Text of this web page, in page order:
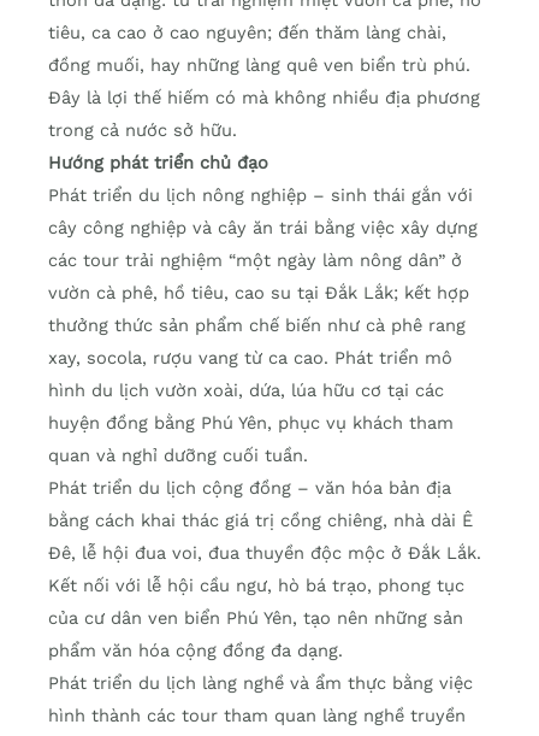
tiêu, ca cao ở cao nguyên; đến thăm làng chài,
đồng muối, hay những làng quê ven biển trù phú.
Đây là lợi thế hiếm có mà không nhiều địa phương
trong cả nước sở hữu.
Hướng phát triển chủ đạo
Phát triển du lịch nông nghiệp – sinh thái gắn với
cây công nghiệp và cây ăn trái bằng việc xây dựng
các tour trải nghiệm “một ngày làm nông dân” ở
vườn cà phê, hồ tiêu, cao su tại Đắk Lắk; kết hợp
thưởng thức sản phẩm chế biến như cà phê rang
xay, socola, rượu vang từ ca cao. Phát triển mô
hình du lịch vườn xoài, dứa, lúa hữu cơ tại các
huyện đồng bằng Phú Yên, phục vụ khách tham
quan và nghỉ dưỡng cuối tuần.
Phát triển du lịch cộng đồng – văn hóa bản địa
bằng cách khai thác giá trị cồng chiêng, nhà dài Ê
Đê, lễ hội đua voi, đua thuyền độc mộc ở Đắk Lắk.
Kết nối với lễ hội cầu ngư, hò bá trạo, phong tục
của cư dân ven biển Phú Yên, tạo nên những sản
phẩm văn hóa cộng đồng đa dạng.
Phát triển du lịch làng nghề và ẩm thực bằng việc
hình thành các tour tham quan làng nghề truyền